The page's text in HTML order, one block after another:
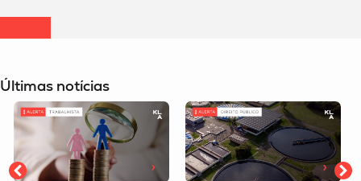
Últimas notícias